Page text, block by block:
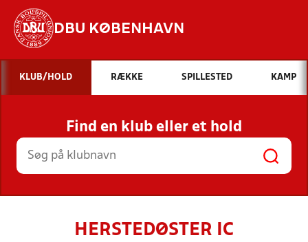
DBU KØBENHAVN
Hvad vil du søge efter?
INDHOLD OG NYHEDER
STILLINGER, RESULTATER, KLUBBER OG
HOLD
KLUB/HOLD RÆKKE SPILLESTED KAMP
Find en klub eller et hold
HERSTEDØSTER IC